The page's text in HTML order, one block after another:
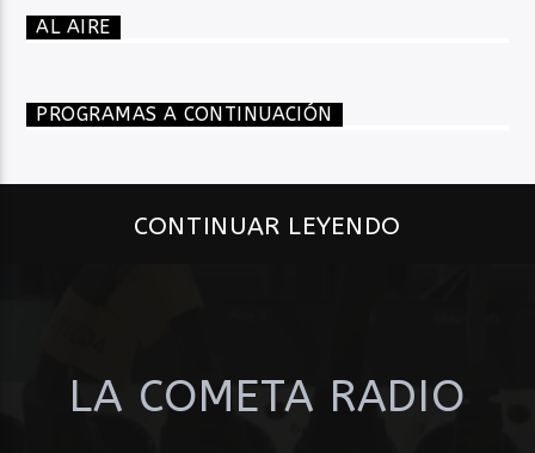
AL AIRE
PROGRAMAS A CONTINUACIÓN
CONTINUAR LEYENDO
LA COMETA RADIO